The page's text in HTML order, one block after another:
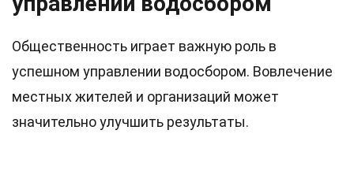
Общественность играет важную роль в
успешном управлении водосбором. Вовлечение
местных жителей и организаций может
значительно улучшить результаты.